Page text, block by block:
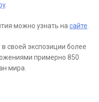
.
можно узнать на сайте
своей экспозиции более
примерно 850
мира.